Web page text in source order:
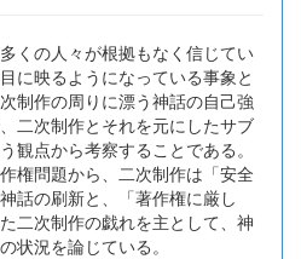
くの⼈々が根拠もなく信じてい
に映るようになっている事象と
制作の周りに漂う神話の⾃⼰強
⼆次制作とそれを元にしたサブ
観点から考察することである。
権問題から、⼆次制作は「安全
話の刷新と、「著作権に厳し
⼆次制作の戯れを主として、神
状況を論じている。